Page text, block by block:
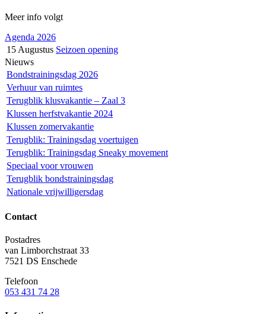
Meer info volgt
Agenda 2026
15 Augustus Seizoen opening
Nieuws
Bondstrainingsdag 2026
Verhuur van ruimtes
Terugblik klusvakantie – Zaal 3
Klussen herfstvakantie 2024
Klussen zomervakantie
Terugblik: Trainingsdag voertuigen
Terugblik: Trainingsdag Sneaky movement
Speciaal voor vrouwen
Terugblik bondstrainingsdag
Nationale vrijwilligersdag
Contact
Postadres
van Limborchstraat 33
7521 DS Enschede
Telefoon
053 431 74 28